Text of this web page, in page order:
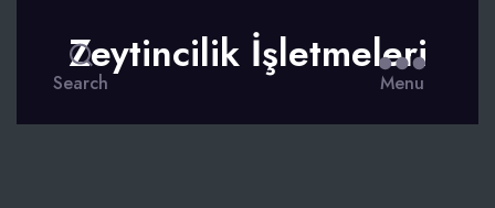
Search
Zeytincilik İşletmeleri
Menu